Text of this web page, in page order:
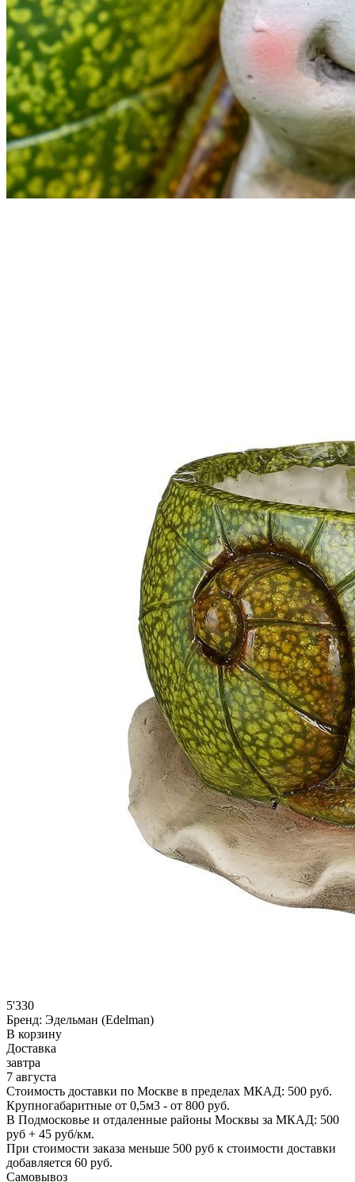
5'330
Бренд: Эдельман (Edelman)
В корзину
Доставка
завтра
7 августа
Стоимость доставки по Москве в пределах МКАД: 500 руб.
Крупногабаритные от 0,5м3 - от 800 руб.
В Подмосковье и отдаленные районы Москвы за МКАД: 500
руб + 45 руб/км.
При стоимости заказа меньше 500 руб к стоимости доставки
добавляется 60 руб.
Самовывоз